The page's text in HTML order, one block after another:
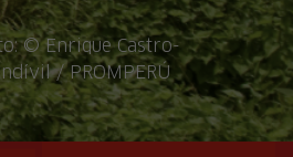
© Enrique Castro-
/ PROMPERÚ